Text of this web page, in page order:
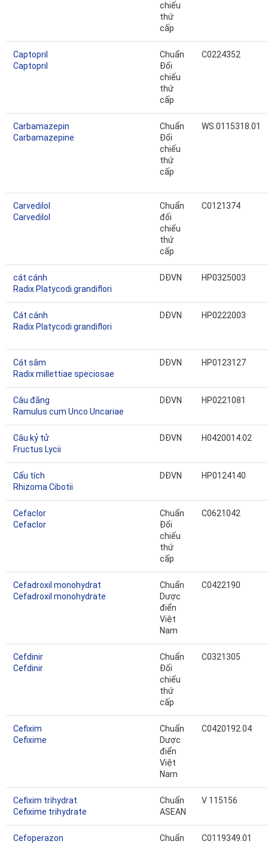
chiếu
thứ
cấp
Captopril
Captopril
Chuẩn
Đối
chiếu
thứ
cấp
C0224352
Carbamazepin
Carbamazepine
Chuẩn
Đối
chiếu
thứ
cấp
WS.0115318.01
Carvedilol
Carvedilol
Chuẩn
đối
chiếu
thứ
cấp
C0121374
cát cánh
Radix Platycodi grandiflori
DĐVN HP0325003
Cát cánh
Radix Platycodi grandiflori
DĐVN HP0222003
Cát sâm
Radix millettiae speciosae
DĐVN HP0123127
Câu đằng
Ramulus cum Unco Uncariae
DĐVN HP0221081
Câu kỷ tử
Fructus Lycii
DĐVN H0420014.02
Cẩu tích
Rhizoma Cibotii
DĐVN HP0124140
Cefaclor
Cefaclor
Chuẩn
Đối
chiếu
thứ
cấp
C0621042
Cefadroxil monohydrat
Cefadroxil monohydrate
Chuẩn
Dược
điển
Việt
Nam
C0422190
Cefdinir
Cefdinir
Chuẩn
Đối
chiếu
thứ
cấp
C0321305
Cefixim
Cefixime
Chuẩn
Dược
điển
Việt
Nam
C0420192.04
Cefixim trihydrat
Cefixime trihydrate
Chuẩn
ASEAN
V 115156
Cefoperazon
Chuẩn
C0119349.01